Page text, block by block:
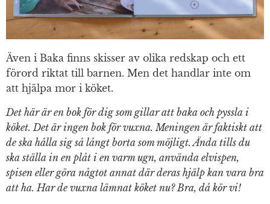
Även i Baka finns skisser av olika redskap och ett
förord riktat till barnen. Men det handlar inte om
att hjälpa mor i köket.
Det här är en bok för dig som gillar att baka och pyssla i
köket. Det är ingen bok för vuxna. Meningen är faktiskt att
de ska hålla sig så långt borta som möjligt. Ända tills du
ska ställa in en plåt i en varm ugn, använda elvispen,
spisen eller göra någtot annat där deras hjälp kan vara bra
att ha. Har de vuxna lämnat köket nu? Bra, då kör vi!